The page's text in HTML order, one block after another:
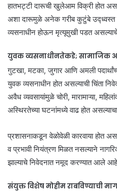
हातभट्टी दारूची खुलेआम विक्री होत
अशा दारूमुळे अनेक गरीब कुटुंबे
व्यसनाधीन होऊन मृत्यूमुखी पडत
युवक व्यसनाधीनतेकडे; सामाजिक
गुटखा, मटका, जुगार आणि अमली
युवक व्यसनाधीन होत असल्याची चिंता
अवैध व्यवसायांमुळे चोरी, मारामाऱ्या,
अस्थिरतेच्या घटनांमध्ये वाढ होत
प्रशासनाकडून वेळोवेळी कारवाया होत
व प्रभावी नियंत्रण मिळत नसल्याने
झाल्याचे निवेदनात नमूद करण्यात आले
संयुक्त विशेष मोहीम राबविण्याची